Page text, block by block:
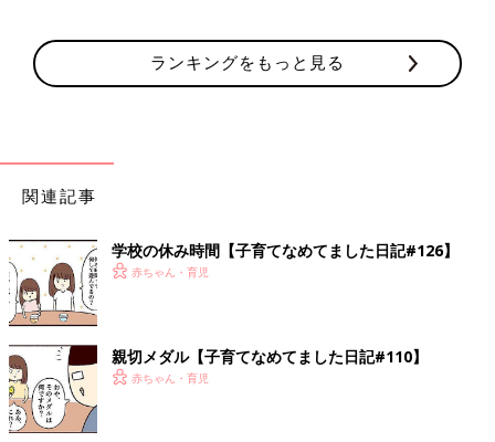
ランキングをもっと見る
関連記事
学校の休み時間【子育てなめてました日記#126】
赤ちゃん・育児
親切メダル【子育てなめてました日記#110】
赤ちゃん・育児